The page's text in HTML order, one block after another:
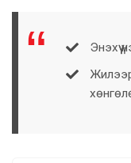
Энэхүү